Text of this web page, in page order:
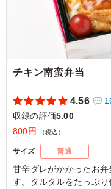
チキン南蛮弁当
4.56
収録の評価5.00
800円
（税込）
サイズ 普通
甘辛ダレがかかったお
す。タルタルをたっぷ